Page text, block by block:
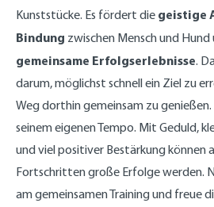
Kunststücke. Es fördert die geistige
Bindung zwischen Mensch und
gemeinsame Erfolgserlebnisse.
darum, möglichst schnell ein Ziel zu
Weg dorthin gemeinsam zu
seinem eigenen Tempo. Mit Geduld,
und viel positiver Bestärkung können
Fortschritten große Erfolge werden.
am gemeinsamen Training und freue